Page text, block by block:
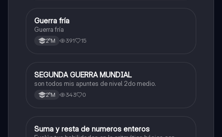
Historia
Guerra fría
Guerra fría
2°M 391 15
Historia
SEGUNDA GUERRA MUNDIAL
son todos mis apuntes de nivel 2do medio.
2°M 343 0
SMatemáticas
Suma y resta de numeros enteros